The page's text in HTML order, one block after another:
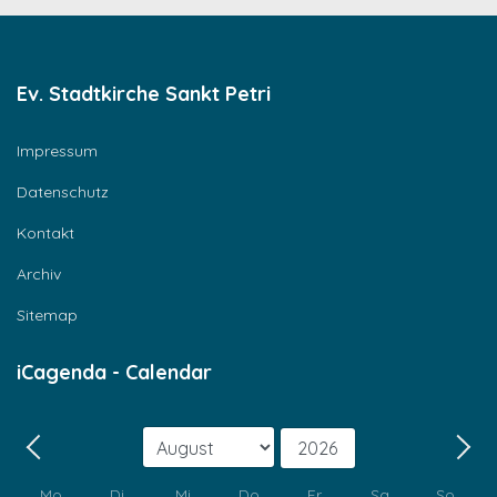
Ev. Stadtkirche Sankt Petri
Impressum
Datenschutz
Kontakt
Archiv
Sitemap
iCagenda - Calendar
Zurück - Monat
Jahr